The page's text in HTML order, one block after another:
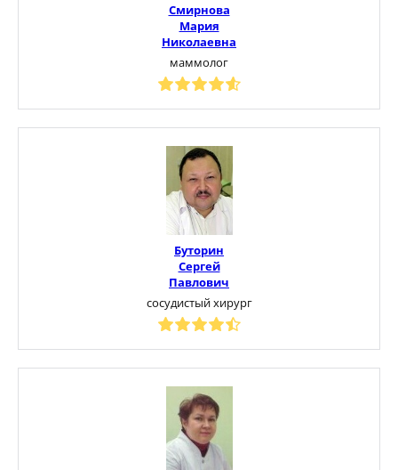
Смирнова
Мария
Николаевна
маммолог
Буторин
Сергей
Павлович
сосудистый хирург